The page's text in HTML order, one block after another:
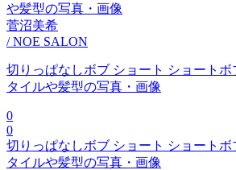
や髪型の写真・画像
菅沼美希
/ NOE SALON
切りっぱなしボブ ショート ショートボ
タイルや髪型の写真・画像
0
0
切りっぱなしボブ ショート ショートボ
タイルや髪型の写真・画像